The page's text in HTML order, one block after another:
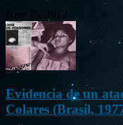
Nov 26, 2012
Evidencia de un
Colares (Brasil,